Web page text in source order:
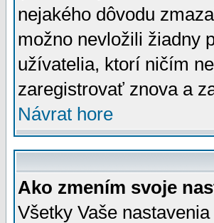
nejakého dôvodu
možno nevložili žiadny
užívatelia, ktorí ničím
zaregistrovať znova a
Návrat hore
Ako zmením svoje
Všetky Vaše